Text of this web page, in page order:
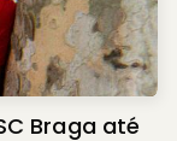
Braga até